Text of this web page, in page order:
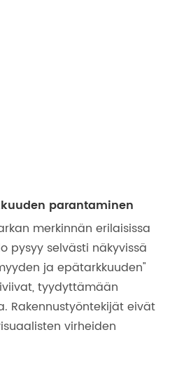
parantaminen
merkinnän erilaisissa
pysyy selvästi näkyvissä
ja epätarkkuuden"
tyydyttämään
Rakennustyöntekijät eivät
virheiden